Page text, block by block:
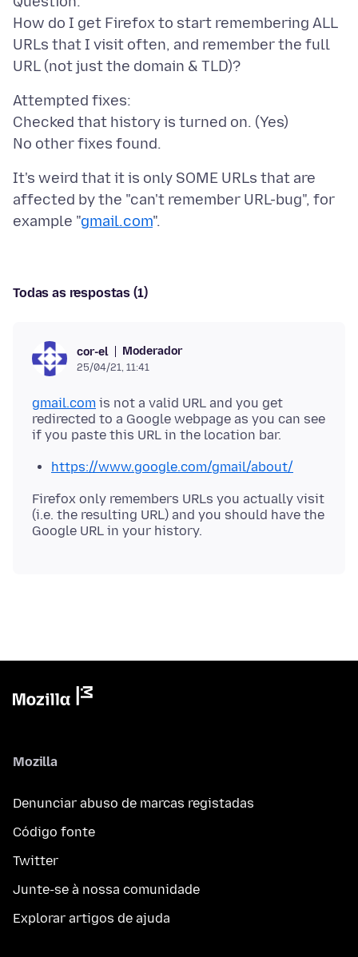
How do I get Firefox to start remembering ALL
URLs that I visit often, and remember the full
Attempted fixes:
Checked that history is turned on. (Yes)
It's weird that it is only SOME URLs that are
affected by the "can't remember URL-bug", for
example "gmail.com
Todas as respostas (1)
cor-el Moderador
25/04/21, 11:41
gmail.com is not a valid URL and you get
redirected to a Google webpage as you can see
https://www.google.com/gmail/about/
Firefox only remembers URLs you actually visit
(i.e. the resulting URL) and you should have the
Mozilla
Denunciar abuso de marcas registadas
Código fonte
Twitter
Junte-se à nossa comunidade
Explorar artigos de ajuda